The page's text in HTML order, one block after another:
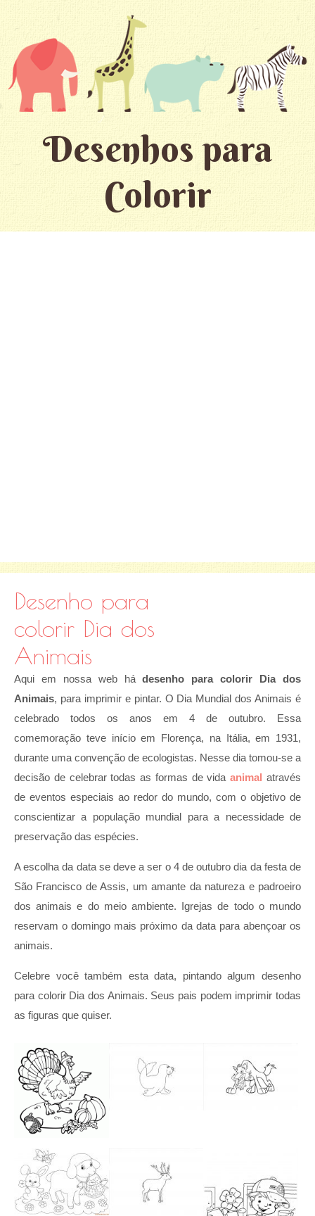
Desenhos para
Colorir
Desenho para
colorir Dia dos
Animais
Aqui em nossa web hádesenho para colorir Dia dos
Animais, para imprimir e pintar. O Dia Mundial dos Animais é
celebrado todos os anos em 4 de outubro. Essa
comemoração teve início em Florença, na Itália, em 1931,
durante uma convenção de ecologistas. Nesse dia tomou-se a
decisão de celebrar todas as formas de vidaanimal através
de eventos especiais ao redor do mundo, com o objetivo de
conscientizar a população mundial para a necessidade de
preservação das espécies.
A escolha da data se deve a ser o 4 de outubro dia da festa de
São Francisco de Assis, um amante da natureza e padroeiro
dos animais e do meio ambiente. Igrejas de todo o mundo
reservam o domingo mais próximo da data para abençoar os
animais.
Celebre você também esta data, pintando algum desenho
para colorir Dia dos Animais. Seus pais podem imprimir todas
as figuras que quiser.